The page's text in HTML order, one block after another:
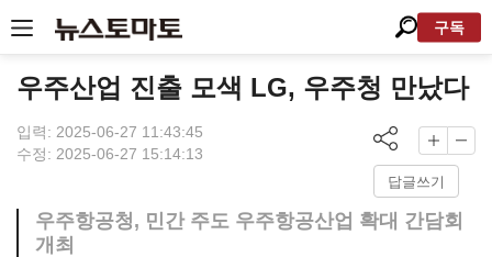
구독
우주산업 진출 모색 LG, 우주청 만났다
입력: 2025-06-27 11:43:45
수정: 2025-06-27 15:14:13
답글쓰기
우주항공청, 민간 주도 우주항공산업 확대 간담회
개최